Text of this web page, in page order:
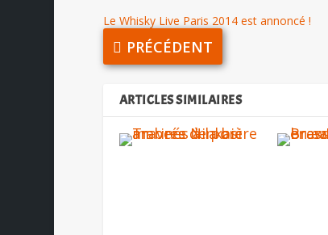
Le Whisky Live Paris 2014 est annoncé !
PRÉCÉDENT
ARTICLES SIMILAIRES